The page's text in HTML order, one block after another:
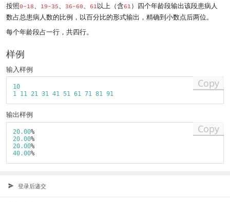
}
<
n
按照0-18、 19-35、36-60、61以上（含61 ）四个年龄段输出该段患病人
数占总患病人数的比例，以百分比的形式输出，精确到小数点后两位。
每个年龄段占一行，共四行。
样例
输入样例
10
1 11 21 31 41 51 61 71 81 91
Copy
输出样例
20.00%
20.00%
20.00%
40.00%
Copy
登录后递交